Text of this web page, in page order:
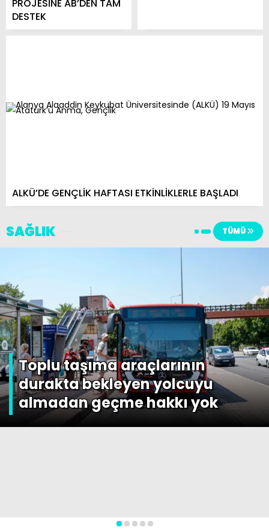
PROJESİNE AB’DEN TAM
DESTEK
ALKÜ’DE GENÇLİK HAFTASI ETKİNLİKLERLE BAŞLADI
SAĞLIK TÜMÜ
Toplu taşıma araçlarının
durakta bekleyen yolcuyu
almadan geçme hakkı yok
1 2 3 4 5